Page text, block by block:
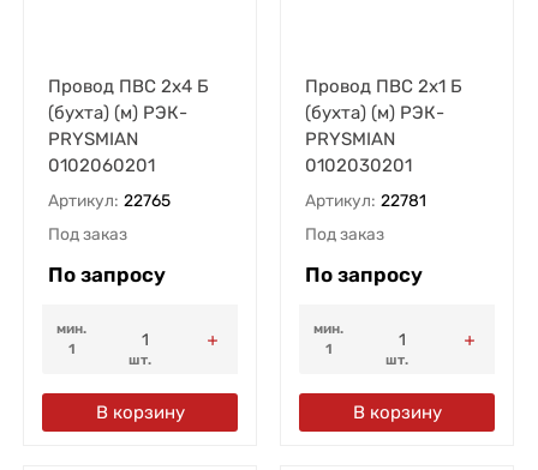
Провод ПВС 2х4 Б
(бухта) (м) РЭК-
PRYSMIAN
0102060201
Артикул: 22765
Под заказ
По запросу
мин.
1
шт.
В корзину
Провод ПВС 2х1 Б
(бухта) (м) РЭК-
PRYSMIAN
0102030201
Артикул: 22781
Под заказ
По запросу
мин.
1
шт.
В корзину